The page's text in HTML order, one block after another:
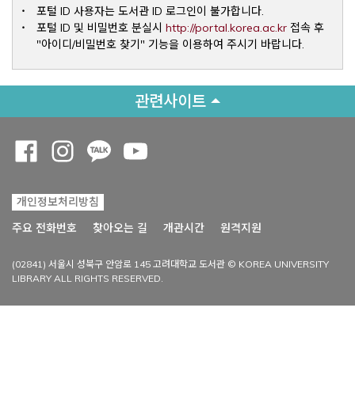
포털 ID 사용자는 도서관 ID 로그인이 불가합니다.
포털 ID 및 비밀번호 분실시 http://portal.korea.ac.krOpens a
접속 후
"아이디/비밀번호 찾기" 기능을 이용하여 주시기 바랍니다.
관련사이트
개인정보처리방침
주요 전화번호
찾아오는 길 개관시간 원격지원
(02841) 서울시 성북구 안암로 145 고려대학교 도서관 © KOREA UNIVERSITY
LIBRARY ALL RIGHTS RESERVED.
Opens a new window
Opens a new window
Opens a new window